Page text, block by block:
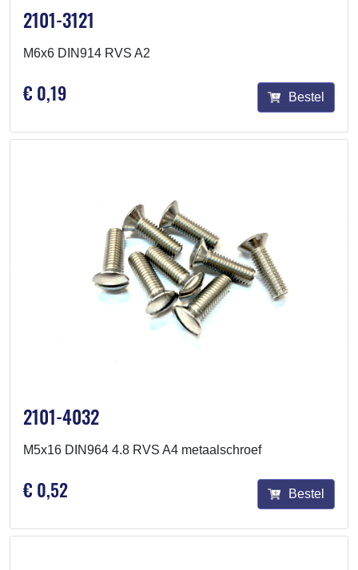
2101-3121
M6x6 DIN914 RVS A2
€ 0,19 Bestel
2101-4032
M5x16 DIN964 4.8 RVS A4 metaalschroef
€ 0,52 Bestel